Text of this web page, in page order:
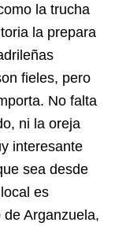
la trucha
la prepara
fieles, pero
No falta
ni la oreja
interesante
sea desde
es
Arganzuela,